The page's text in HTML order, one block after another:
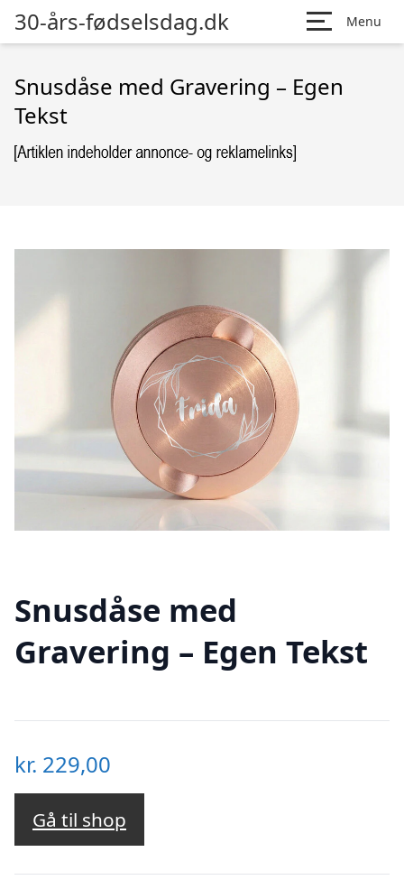
30-års-fødselsdag.dk Menu
Snusdåse med Gravering – Egen
Tekst
Snusdåse med
Gravering – Egen Tekst
kr. 229,00
Gå til shop